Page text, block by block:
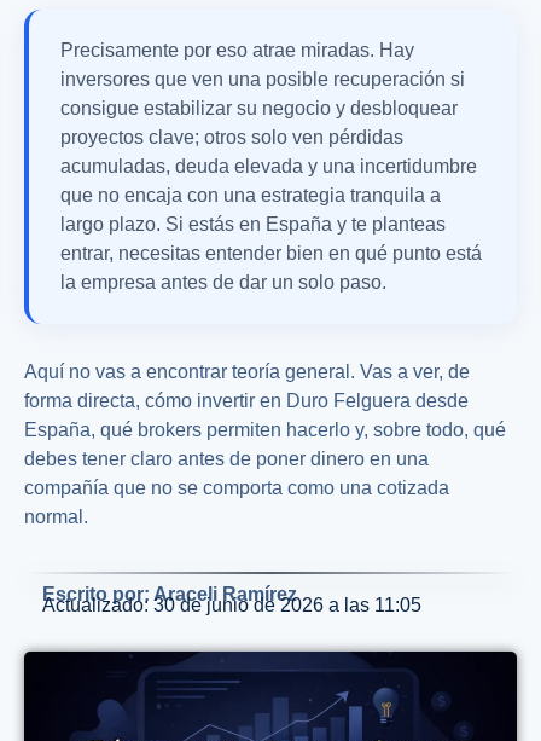
Precisamente por eso atrae miradas. Hay
inversores que ven una posible recuperación si
consigue estabilizar su negocio y desbloquear
proyectos clave; otros solo ven pérdidas
acumuladas, deuda elevada y una incertidumbre
que no encaja con una estrategia tranquila a
largo plazo. Si estás en España y te planteas
entrar, necesitas entender bien en qué punto está
la empresa antes de dar un solo paso.
Aquí no vas a encontrar teoría general. Vas a ver, de
forma directa, cómo invertir en Duro Felguera desde
España, qué brokers permiten hacerlo y, sobre todo, qué
debes tener claro antes de poner dinero en una
compañía que no se comporta como una cotizada
normal.
Escrito por: Araceli Ramírez
Actualizado: 30 de junio de 2026 a las 11:05